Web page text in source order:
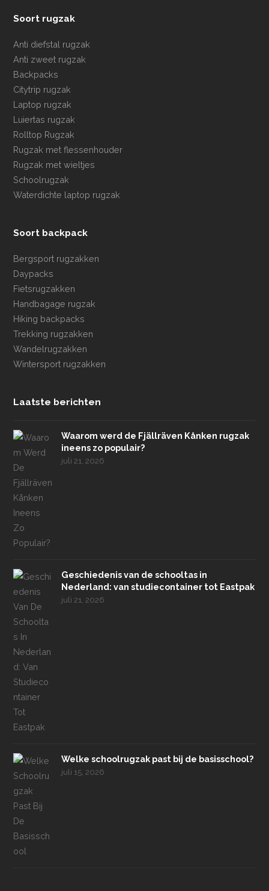
Soort rugzak
Anti diefstal rugzak
Anti zweet rugzak
Backpacks
Citytrip rugzak
Laptop rugzak
Luiertas rugzak
Rolltop Rugzak
Rugzak met flessenhouder
Rugzak met wieltjes
Schoolrugzak
Waterdichte laptop rugzak
Soort backpack
Bergsport rugzakken
Daypacks
Fietsrugzakken
Handbagage rugzak
Hiking backpacks
Trekking rugzakken
Wandelrugzakken
Wintersport rugzakken
Laatste berichten
Waarom werd de Fjällräven Kånken rugzak
ineens zo populair?
juli 21, 2026
Geschiedenis van de schooltas in
Nederland: van studiecontainer tot Eastpak
juli 21, 2026
Welke schoolrugzak past bij de basisschool?
juli 15, 2026